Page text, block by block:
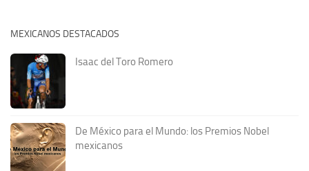
MEXICANOS DESTACADOS
Isaac del Toro Romero
De México para el Mundo: los Premios Nobel
mexicanos